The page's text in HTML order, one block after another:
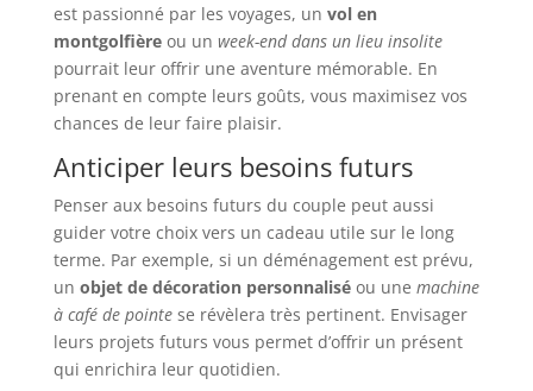
est passionné par les voyages, un vol en
montgolfièreou un week-end dans un lieu insolite
pourrait leur offrir une aventure mémorable. En
prenant en compte leurs goûts, vous maximisez vos
chances de leur faire plaisir.
Anticiper leurs besoins futurs
Penser aux besoins futurs du couple peut aussi
guider votre choix vers un cadeau utile sur le long
terme. Par exemple, si un déménagement est prévu,
un objet de décoration personnaliséou une machine
à café de pointese révèlera très pertinent. Envisager
leurs projets futurs vous permet d’offrir un présent
qui enrichira leur quotidien.